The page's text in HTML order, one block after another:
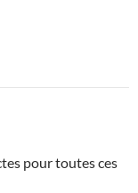
pour toutes ces